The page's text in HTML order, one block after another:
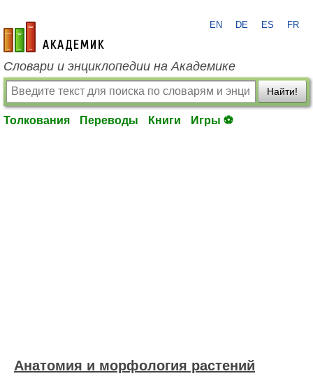
academic.ru
EN DE ES FR
Словари и энциклопедии на Академике
Найти!
Толкования Переводы Книги Игры ⚽
Анатомия и морфология растений